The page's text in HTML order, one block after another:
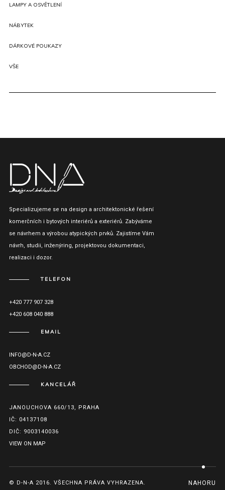
LAMPY A OSVĚTLENÍ
NÁBYTEK
DÁRKOVÉ POUKAZY
VŠE
Specializujeme se na design a architektonické řešení
komerčních i bytových interiérů a exteriérů. Zabýváme
se návrhem a výrobou atypických prvků. Zajistíme Vám
návrh, studii, inženýring, projektovou dokumentaci,
realizaci i dozor.
TELEFON
+420 777 907 328
+420 608 040 888
EMAIL
INFO@D-N-A.CZ
OBCHOD@D-N-A.CZ
KANCELÁŘ
JANOUCHOVA 660/13, PRAHA
IČ: 04137108
DIČ: 9003140036
VIEW ON MAP
© D-N-A 2016. VŠECHNA PRÁVA VYHRAZENA. NAHORU